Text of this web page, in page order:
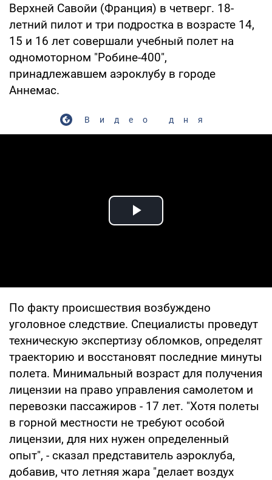
Верхней Савойи (Франция) в четверг. 18-
летний пилот и три подростка в возрасте 14,
15 и 16 лет совершали учебный полет на
одномоторном "Робине-400",
принадлежавшем аэроклубу в городе
Аннемас.
Видео дня
Play Video
По факту происшествия возбуждено
уголовное следствие. Специалисты проведут
техническую экспертизу обломков, определят
траекторию и восстановят последние минуты
полета. Минимальный возраст для получения
лицензии на право управления самолетом и
перевозки пассажиров - 17 лет. "Хотя полеты
в горной местности не требуют особой
лицензии, для них нужен определенный
опыт", - сказал представитель аэроклуба,
добавив, что летняя жара "делает воздух